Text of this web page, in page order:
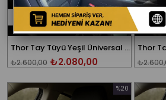
Thor Tay Tüyü Yeşil Üniversal Oto Koltuk Kılıfı
₺2.080,00
₺2.600,00
%20